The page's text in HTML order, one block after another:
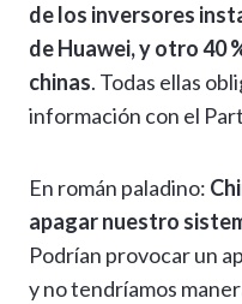
de los inversores
de Huawei, y otro 40
chinas. Todas ellas
información con el
En román paladino:
apagar nuestro
Podrían provocar un
y no tendríamos